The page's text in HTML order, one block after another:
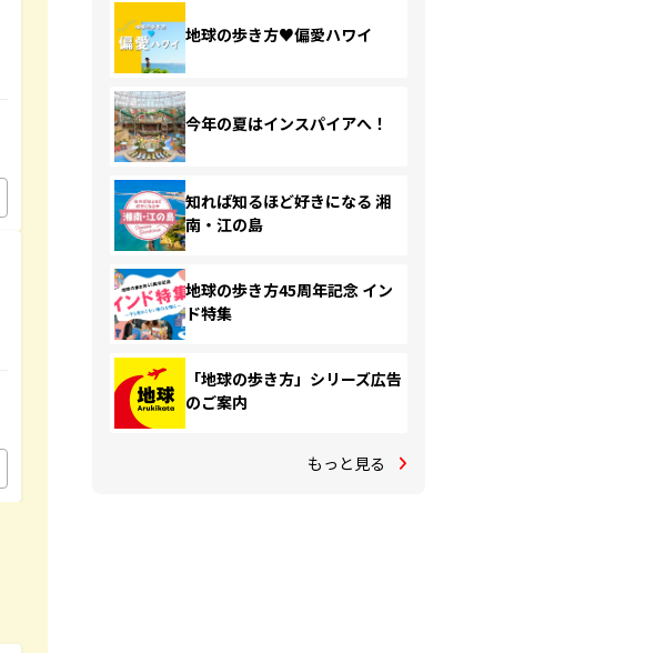
地球の歩き方♥偏愛ハワイ
今年の夏はインスパイアへ！
知れば知るほど好きになる 湘
南・江の島
地球の歩き方45周年記念 イン
ド特集
「地球の歩き方」シリーズ広告
のご案内
もっと見る